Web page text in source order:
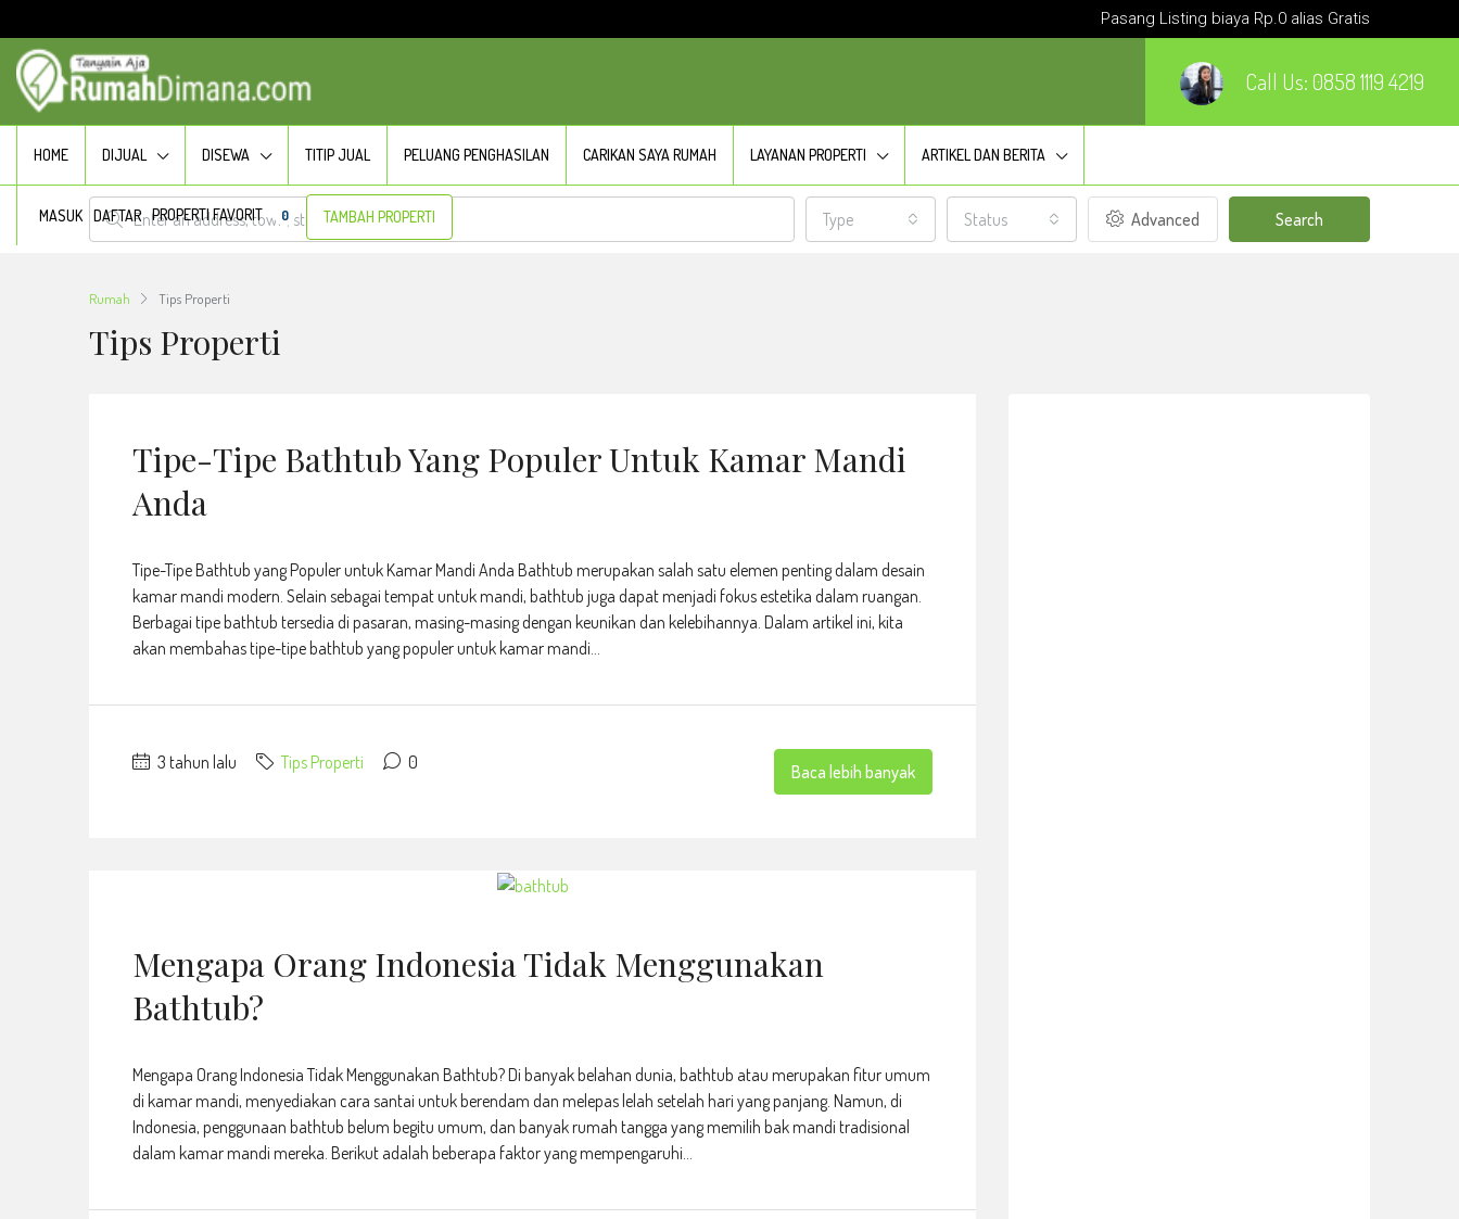
Pasang Listing biaya Rp.0 alias Gratis
Call Us: 0858 1119 4219
HOME DIJUAL DISEWA TITIP JUAL PELUANG PENGHASILAN CARIKAN SAYA RUMAH LAYANAN PROPERTI ARTIKEL DAN BERITA
MASUK DAFTAR PROPERTI FAVORIT 0 TAMBAH PROPERTI Type Status Advanced Search
Rumah Tips Properti
Tips Properti
Tipe-Tipe Bathtub Yang Populer Untuk Kamar Mandi
Anda
Tipe-Tipe Bathtub yang Populer untuk Kamar Mandi Anda Bathtub merupakan salah satu elemen penting dalam desain
kamar mandi modern. Selain sebagai tempat untuk mandi, bathtub juga dapat menjadi fokus estetika dalam ruangan.
Berbagai tipe bathtub tersedia di pasaran, masing-masing dengan keunikan dan kelebihannya. Dalam artikel ini, kita
akan membahas tipe-tipe bathtub yang populer untuk kamar mandi...
3 tahun lalu Tips Properti 0 Baca lebih banyak
Mengapa Orang Indonesia Tidak Menggunakan
Bathtub?
Mengapa Orang Indonesia Tidak Menggunakan Bathtub? Di banyak belahan dunia, bathtub atau merupakan fitur umum
di kamar mandi, menyediakan cara santai untuk berendam dan melepas lelah setelah hari yang panjang. Namun, di
Indonesia, penggunaan bathtub belum begitu umum, dan banyak rumah tangga yang memilih bak mandi tradisional
dalam kamar mandi mereka. Berikut adalah beberapa faktor yang mempengaruhi...